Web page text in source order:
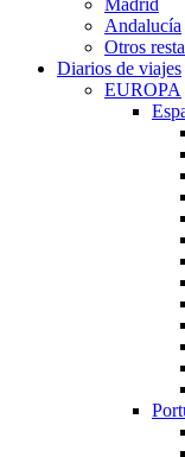
Andalucía
Otros
Diarios de viajes
EUROPA